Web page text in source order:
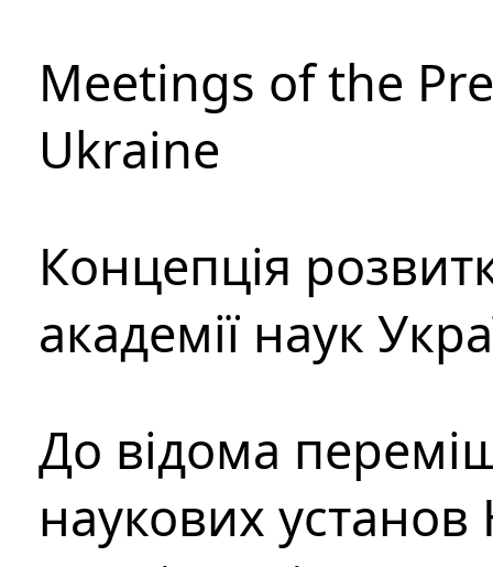
Meetings of the
Ukraine
Концепція
академії наук
До відома
наукових установ